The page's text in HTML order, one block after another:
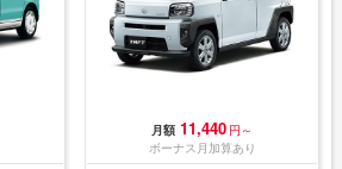
月額 11,440 円～
ボーナス月加算あり